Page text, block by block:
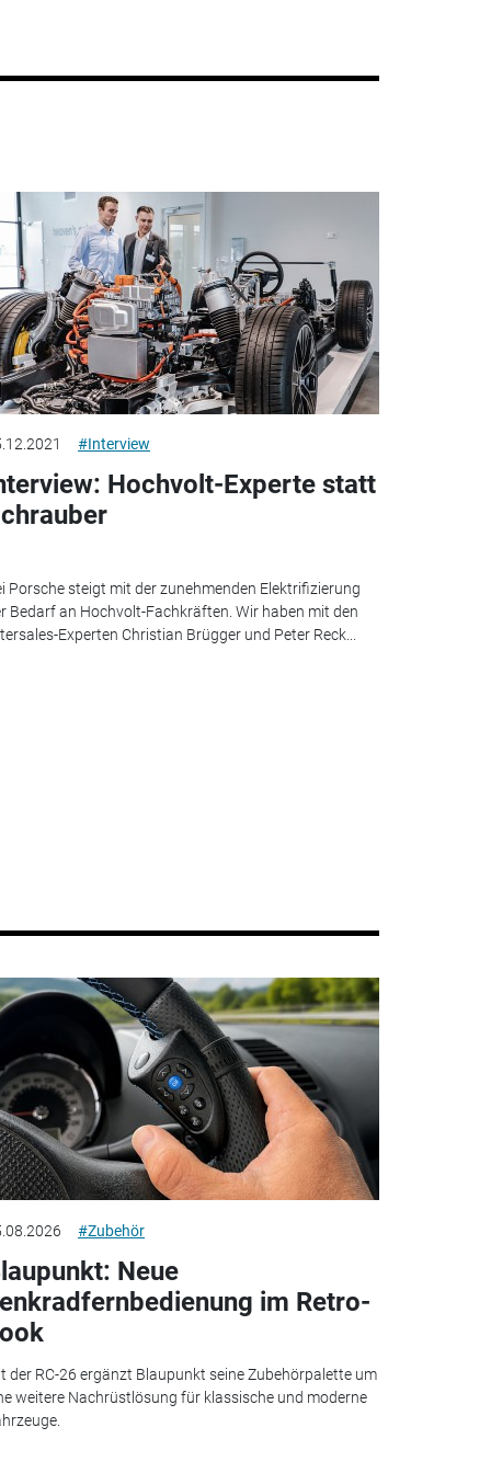
#Interview
Hochvolt-Experte statt
Porsche steigt mit der zunehmenden Elektrifizierung
Bedarf an Hochvolt-Fachkräften. Wir haben mit den
Experten Christian Brügger und Peter Reck...
#Zubehör
Neue
im Retro-
der RC-26 ergänzt Blaupunkt seine Zubehörpalette um
weitere Nachrüstlösung für klassische und moderne